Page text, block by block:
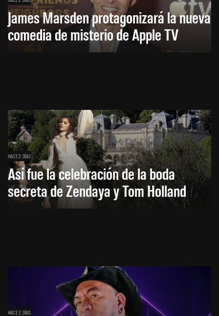
James Marsden protagonizará la nueva
comedia de misterio de Apple TV
HACE 2 DÍAS
Así fue la celebración de la boda
secreta de Zendaya y Tom Holland
HACE 2 DÍAS